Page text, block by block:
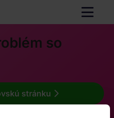
so
stránku